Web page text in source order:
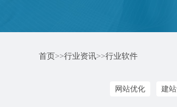
首页>>行业资讯>>行业软件
网站优化 建